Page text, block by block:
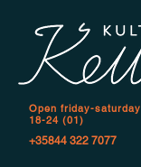
Open friday-saturday
18-24 (01)
+35844 322 7077